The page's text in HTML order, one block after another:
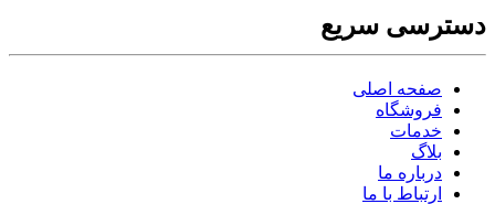
دسترسی سریع
صفحه اصلی
فروشگاه
خدمات
بلاگ
درباره ما
ارتباط با ما